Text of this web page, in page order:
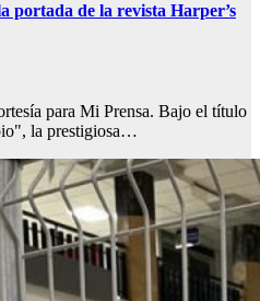
portada de la revista Harper’s
para Mi Prensa. Bajo el título
la prestigiosa…